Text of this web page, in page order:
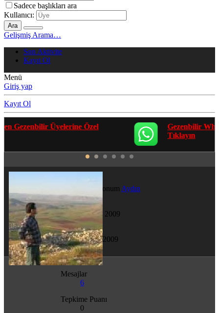
Sadece başlıkları ara
Kullanıcı:
Ara
Gelişmiş Arama…
Son Aktivite
Kayıt Ol
Menü
Giriş yap
Kayıt Ol
Gezenbilir Whatsapp Grupları'na Katılmak İçin
jeronimo
Konum Aydın
Katılım
12 Haz 2009
Son görülme
16 Eyl 2009
Mesajlar
6
Tepkime Puanı
0